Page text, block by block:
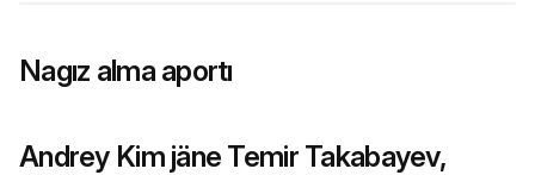
Nagız alma aportı
Andrey Kim jäne Temir Takabayev,